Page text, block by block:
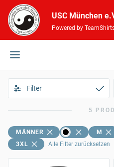
USC München
Powered by
Filter
5
MÄNNER M
3XL
Alle Filter zurücksetzen